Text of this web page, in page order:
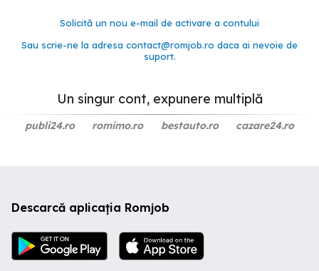
Solicită un nou e-mail de activare a contului
Sau scrie-ne la adresa contact@romjob.ro daca ai nevoie de
suport.
Un singur cont, expunere multiplă
publi24.ro romimo.ro bestauto.ro cazare24.ro
Descarcă aplicația Romjob